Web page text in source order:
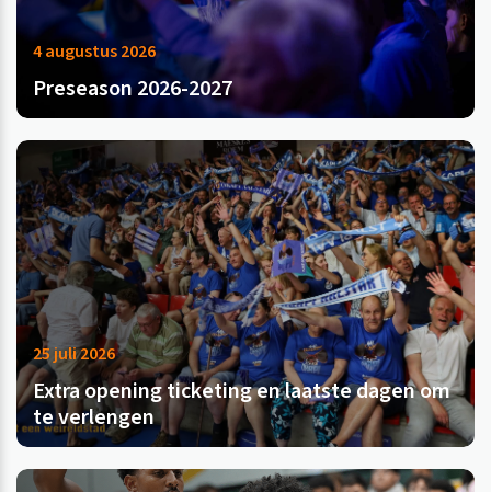
4 augustus 2026
Preseason 2026-2027
25 juli 2026
Extra opening ticketing en laatste dagen om
te verlengen